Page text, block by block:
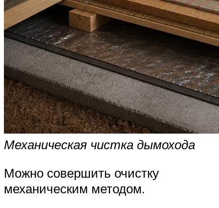
Механическая чистка дымохода
Можно совершить очистку
механическим методом.